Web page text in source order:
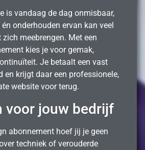
is vandaag de dag onmisbaar,
onderhouden ervan kan veel
meebrengen. Met een
kies je voor gemak,
Je betaalt een vast
en krijgt daar een professionele,
website voor terug.
voor jouw bedrijf
abonnement hoef jij je geen
techniek of verouderde